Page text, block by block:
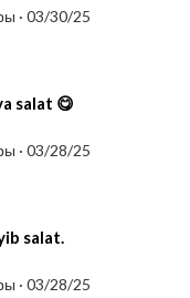
· 03/30/25
salat 😋
· 03/28/25
salat.
· 03/28/25